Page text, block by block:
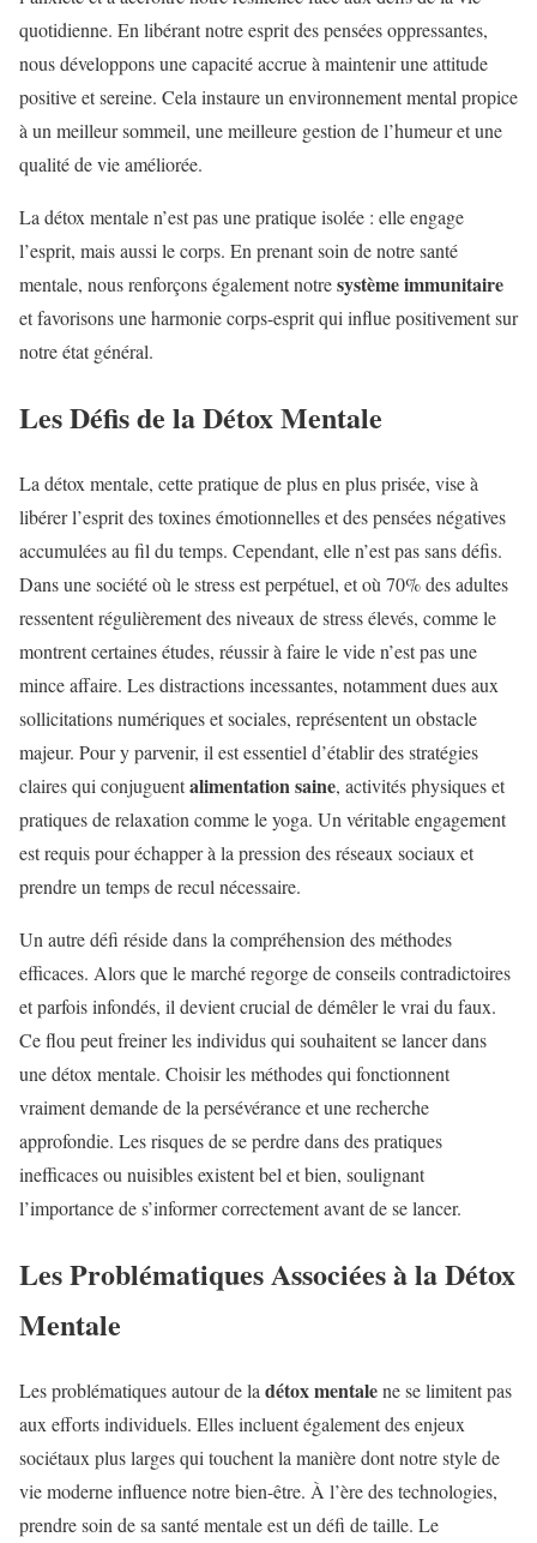
quotidienne. En libérant notre esprit des pensées oppressantes,
nous développons une capacité accrue à maintenir une attitude
positive et sereine. Cela instaure un environnement mental propice
à un meilleur sommeil, une meilleure gestion de l’humeur et une
qualité de vie améliorée.
La détox mentale n’est pas une pratique isolée : elle engage
l’esprit, mais aussi le corps. En prenant soin de notre santé
mentale, nous renforçons également notresystème immunitaire
et favorisons une harmonie corps-esprit qui influe positivement sur
notre état général.
Les Défis de la Détox Mentale
La détox mentale, cette pratique de plus en plus prisée, vise à
libérer l’esprit des toxines émotionnelles et des pensées négatives
accumulées au fil du temps. Cependant, elle n’est pas sans défis.
Dans une société où le stress est perpétuel, et où 70% des adultes
ressentent régulièrement des niveaux de stress élevés, comme le
montrent certaines études, réussir à faire le vide n’est pas une
mince affaire. Les distractions incessantes, notamment dues aux
sollicitations numériques et sociales, représentent un obstacle
majeur. Pour y parvenir, il est essentiel d’établir des stratégies
claires qui conjuguentalimentation saine, activités physiques et
pratiques de relaxation comme le yoga. Un véritable engagement
est requis pour échapper à la pression des réseaux sociaux et
prendre un temps de recul nécessaire.
Un autre défi réside dans la compréhension des méthodes
efficaces. Alors que le marché regorge de conseils contradictoires
et parfois infondés, il devient crucial de démêler le vrai du faux.
Ce flou peut freiner les individus qui souhaitent se lancer dans
une détox mentale. Choisir les méthodes qui fonctionnent
vraiment demande de la persévérance et une recherche
approfondie. Les risques de se perdre dans des pratiques
inefficaces ou nuisibles existent bel et bien, soulignant
l’importance de s’informer correctement avant de se lancer.
Les Problématiques Associées à la Détox
Mentale
Les problématiques autour de la détox mentalene se limitent pas
aux efforts individuels. Elles incluent également des enjeux
sociétaux plus larges qui touchent la manière dont notre style de
vie moderne influence notre bien-être. À l’ère des technologies,
prendre soin de sa santé mentale est un défi de taille. Le